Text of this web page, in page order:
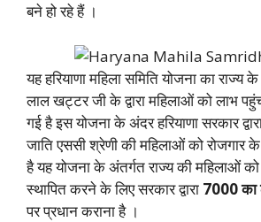
बने हो रहे हैं ।
यह हरियाणा महिला समिति योजना का राज्य
लाल खट्टर जी के द्वारा महिलाओं को लाभ
गई है इस योजना के अंदर हरियाणा सरकार
जाति एससी श्रेणी की महिलाओं को रोजगार
है यह योजना के अंतर्गत राज्य की महिलाओं
स्थापित करने के लिए सरकार द्वारा 7000 का
पर प्रधान कराना है ।